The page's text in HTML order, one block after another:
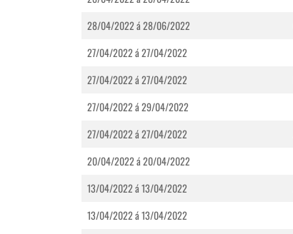
28/04/2022 á 28/06/2022
27/04/2022 á 27/04/2022
27/04/2022 á 27/04/2022
27/04/2022 á 29/04/2022
27/04/2022 á 27/04/2022
20/04/2022 á 20/04/2022
13/04/2022 á 13/04/2022
13/04/2022 á 13/04/2022